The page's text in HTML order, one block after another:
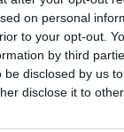
on personal
to your opt-out.
by third
disclosed by us
disclose it to